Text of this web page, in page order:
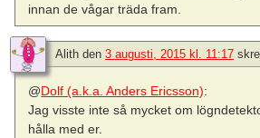
innan de vågar träda fram.
Alith den 3 augusti, 2015 kl. 11:17
@Dolf (a.k.a. Anders Ericsson):
Jag visste inte så mycket om
hålla med er.